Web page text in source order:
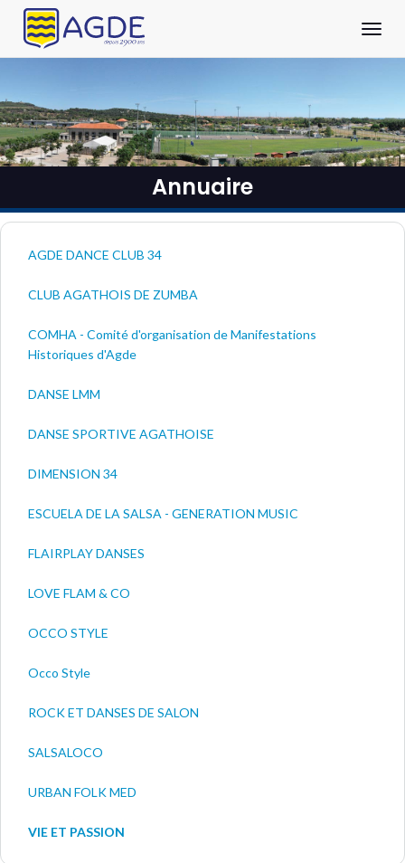
Aller au contenu principal
Annuaire
AGDE DANCE CLUB 34
CLUB AGATHOIS DE ZUMBA
COMHA - Comité d'organisation de Manifestations
Historiques d'Agde
DANSE LMM
DANSE SPORTIVE AGATHOISE
DIMENSION 34
ESCUELA DE LA SALSA - GENERATION MUSIC
FLAIRPLAY DANSES
LOVE FLAM & CO
OCCO STYLE
Occo Style
ROCK ET DANSES DE SALON
SALSALOCO
URBAN FOLK MED
VIE ET PASSION
Panneau de gestion des cookies